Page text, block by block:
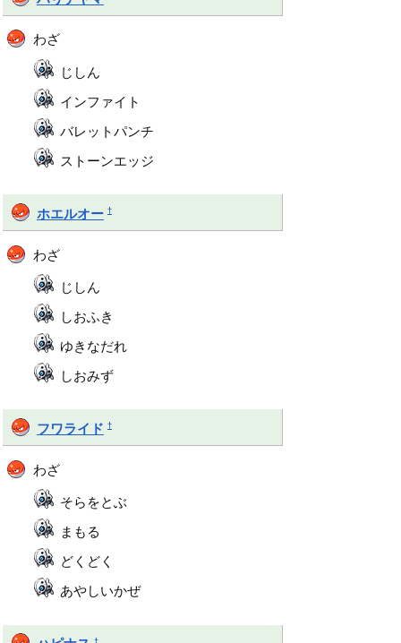
わざ
じしん
インファイト
バレットパンチ
ストーンエッジ
ホエルオー †
わざ
じしん
しおふき
ゆきなだれ
しおみず
フワライド †
わざ
そらをとぶ
まもる
どくどく
あやしいかぜ
†